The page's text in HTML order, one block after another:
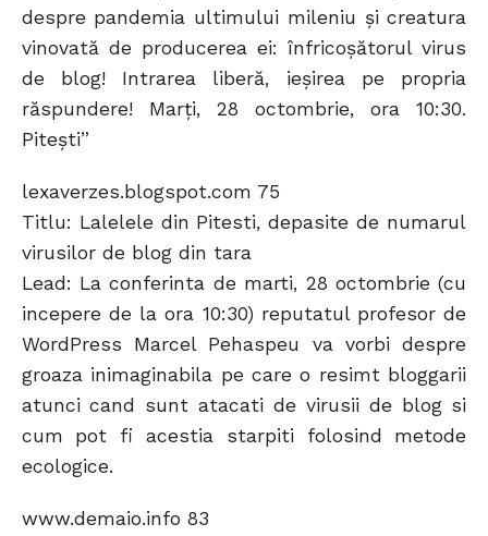
despre pandemia ultimului mileniu şi creatura
vinovată de producerea ei: înfricoşătorul virus
de blog! Intrarea liberă, ieşirea pe propria
răspundere! Marţi, 28 octombrie, ora 10:30.
Piteşti”
lexaverzes.blogspot.com 75
Titlu: Lalelele din Pitesti, depasite de numarul
virusilor de blog din tara
Lead: La conferinta de marti, 28 octombrie (cu
incepere de la ora 10:30) reputatul profesor de
WordPress Marcel Pehaspeu va vorbi despre
groaza inimaginabila pe care o resimt bloggarii
atunci cand sunt atacati de virusii de blog si
cum pot fi acestia starpiti folosind metode
ecologice.
www.demaio.info 83